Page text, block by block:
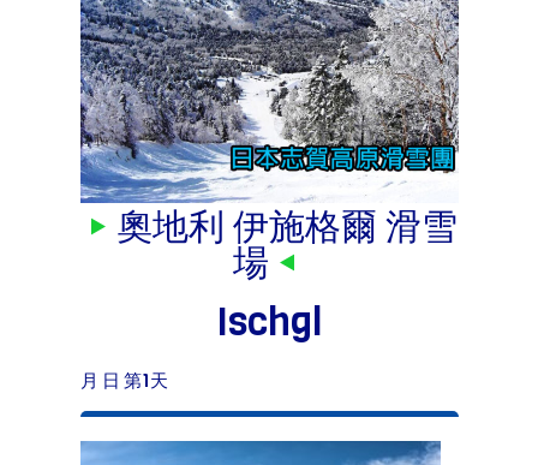
奧地利 伊施格爾 滑雪
場
Ischgl
月 日 第1天